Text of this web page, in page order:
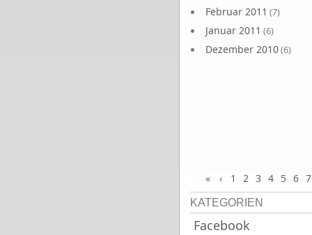
Februar 2011 (7)
Januar 2011 (6)
Dezember 2010(6)
« ‹ 1 2 3 4 5 6 7
KATEGORIEN
Facebook